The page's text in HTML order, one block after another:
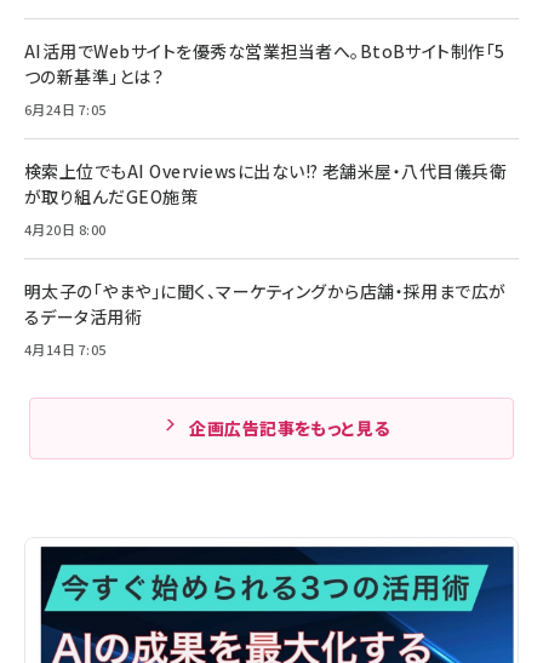
AI活用でWebサイトを優秀な営業担当者へ。BtoBサイト制作「5
つの新基準」とは？
6月24日 7:05
検索上位でもAI Overviewsに出ない!? 老舗米屋・八代目儀兵衛
が取り組んだGEO施策
4月20日 8:00
明太子の「やまや」に聞く、マーケティングから店舗・採用まで広が
るデータ活用術
4月14日 7:05
企画広告記事をもっと見る